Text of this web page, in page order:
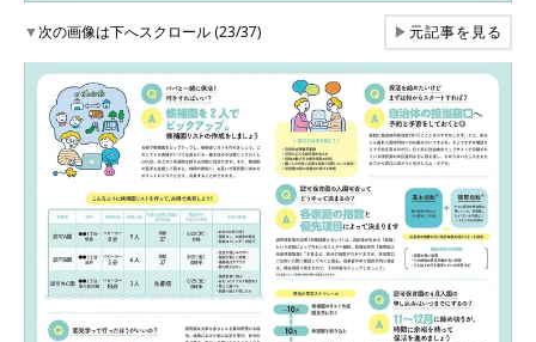
▼次の画像は下へスクロール (23/37) ▶元記事を見る